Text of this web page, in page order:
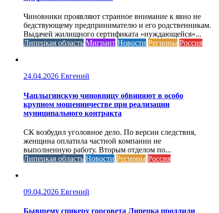
Чиновники проявляют странное внимание к явно не
бедствующему предпринимателю и его родственникам.
Выдачей жилищного сертификата «нуждающейся»...
Липецкая область Мигрант Новости Регионы Россия
24.04.2026 Евгений
Чаплыгинскую чиновницу обвиняют в особо
крупном мошенничестве при реализации
муниципального контракта
СК возбудил уголовное дело. По версии следствия,
женщина оплатила частной компании не
выполненную работу. Вторым отделом по...
Липецкая область Новости Регионы Россия
09.04.2026 Евгений
Бывшему спикеру горсовета Липецка продлили